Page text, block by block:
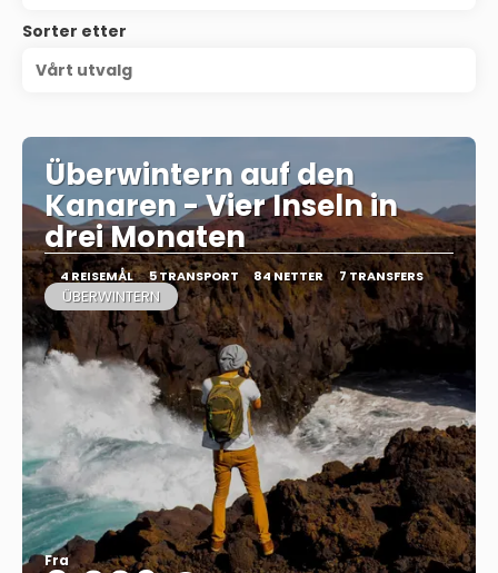
Sorter etter
Vårt utvalg
Überwintern auf den
Kanaren - Vier Inseln in
drei Monaten
4 REISEMÅL 5 TRANSPORT 84 NETTER 7 TRANSFERS
ÜBERWINTERN
Fra